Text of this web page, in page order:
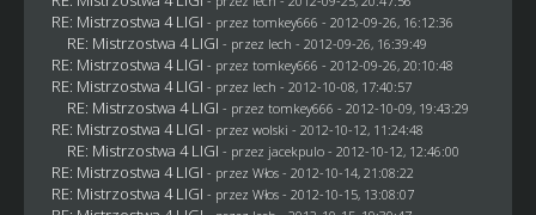
RE: Mistrzostwa 4 LIGI - przez tomkey666 - 2012-09-26, 16:12:36
RE: Mistrzostwa 4 LIGI - przez lech - 2012-09-26, 16:39:49
RE: Mistrzostwa 4 LIGI - przez tomkey666 - 2012-09-26, 20:10:48
RE: Mistrzostwa 4 LIGI - przez lech - 2012-10-08, 17:40:57
RE: Mistrzostwa 4 LIGI - przez tomkey666 - 2012-10-09, 19:43:29
RE: Mistrzostwa 4 LIGI - przez wolski - 2012-10-12, 11:24:48
RE: Mistrzostwa 4 LIGI - przez jacekpulo- 2012-10-12, 12:46:00
RE: Mistrzostwa 4 LIGI - przez Włos- 2012-10-14, 21:08:22
RE: Mistrzostwa 4 LIGI - przez Włos- 2012-10-15, 13:08:07